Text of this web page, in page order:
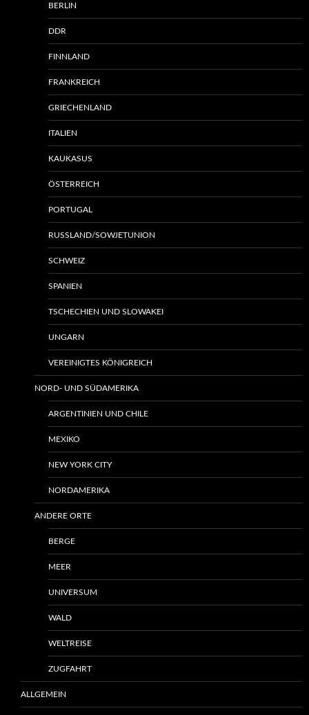
BERLIN
DDR
FINNLAND
FRANKREICH
GRIECHENLAND
ITALIEN
KAUKASUS
ÖSTERREICH
PORTUGAL
RUSSLAND/SOWJETUNION
SCHWEIZ
SPANIEN
TSCHECHIEN UND SLOWAKEI
UNGARN
VEREINIGTES KÖNIGREICH
NORD- UND SÜDAMERIKA
ARGENTINIEN UND CHILE
MEXIKO
NEW YORK CITY
NORDAMERIKA
ANDERE ORTE
BERGE
MEER
UNIVERSUM
WALD
WELTREISE
ZUGFAHRT
ALLGEMEIN